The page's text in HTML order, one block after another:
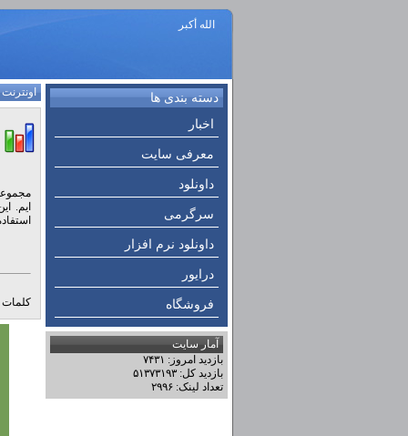
الله أكبر
دسته بندی ها
اخبار
معرفی سایت
داونلود
سرگرمی
داونلود نرم افزار
درایور
فروشگاه
آمار سایت
بازدید امروز: ۷۴۳۱
بازدید کل: ۵۱۳۷۳۱۹۳
تعداد لینک: ۲۹۹۶
اونترنت
کلمات